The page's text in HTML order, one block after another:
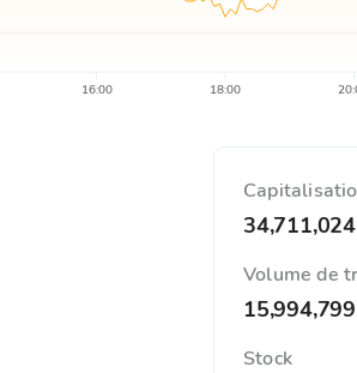
16:00 18:00
Volume de
Stock